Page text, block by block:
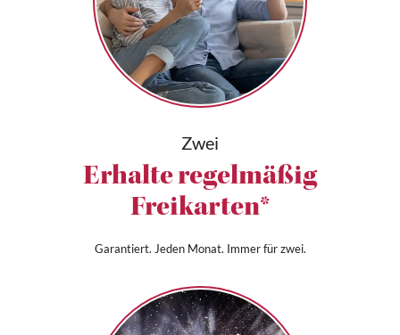
Zwei
Erhalte regelmäßig
Freikarten*
Garantiert. Jeden Monat. Immer für zwei.